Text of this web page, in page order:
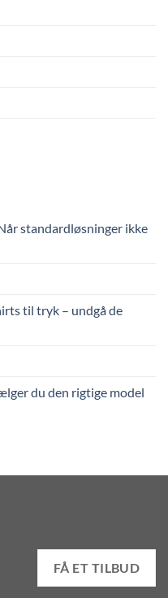
standardløsninger ikke
til tryk – undgå de
du den rigtige model
FÅ ET TILBUD